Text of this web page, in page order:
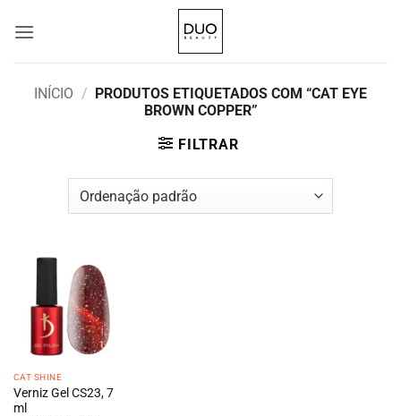
INÍCIO / PRODUTOS ETIQUETADOS COM “CAT EYE
BROWN COPPER”
FILTRAR
CAT SHINE
Verniz Gel CS23, 7
ml